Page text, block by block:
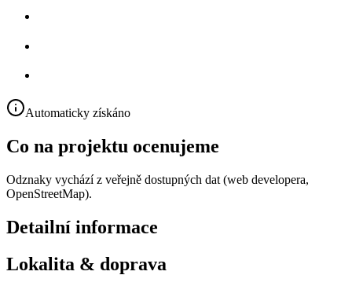
Automaticky získáno
Co na projektu ocenujeme
Odznaky vychází z veřejně dostupných dat (web developera,
OpenStreetMap).
Detailní informace
Lokalita & doprava